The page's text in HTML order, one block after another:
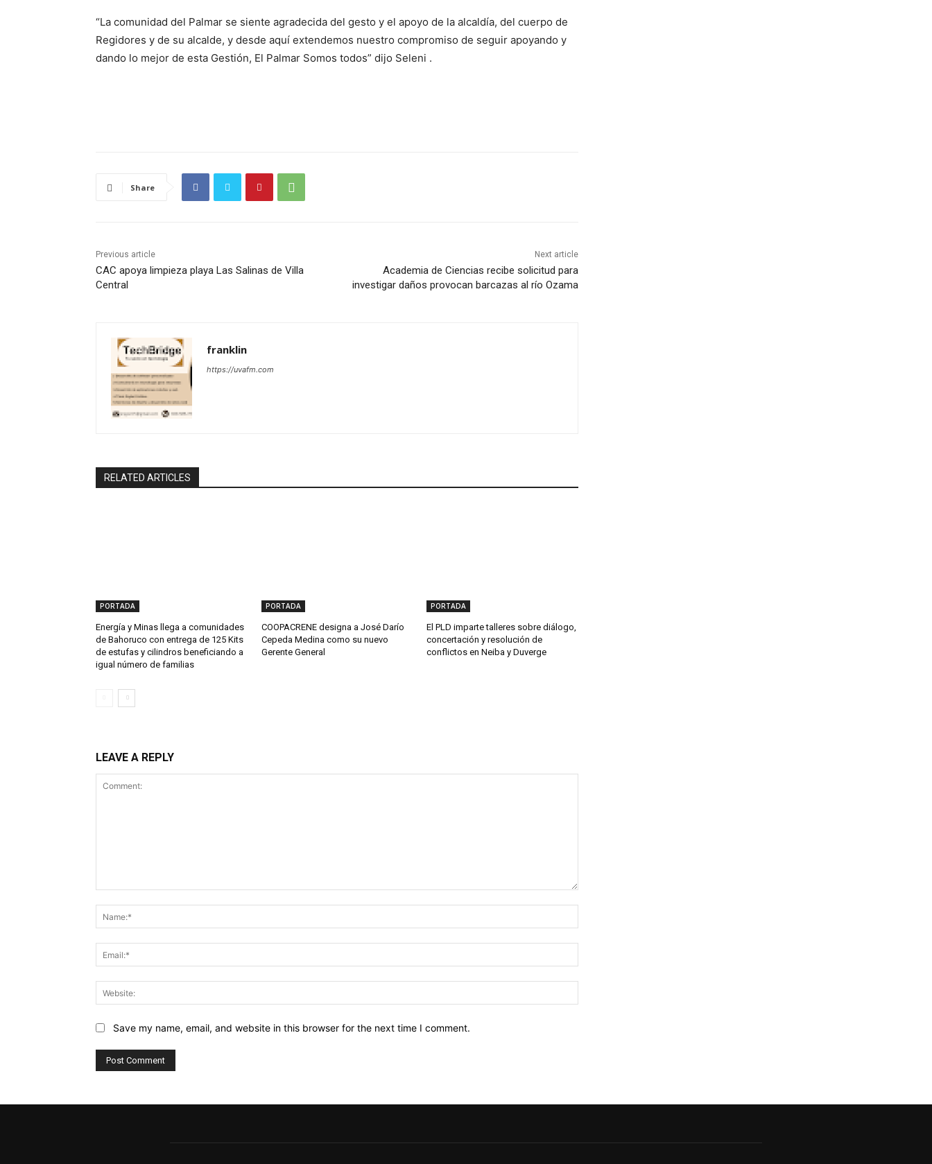
“La comunidad del Palmar se siente agradecida del gesto y el apoyo de la alcaldía, del cuerpo de
Regidores y de su alcalde, y desde aquí extendemos nuestro compromiso de seguir apoyando y
dando lo mejor de esta Gestión, El Palmar Somos todos” dijo Seleni .
Share
Previous article
CAC apoya limpieza playa Las Salinas de Villa
Central
Next article
Academia de Ciencias recibe solicitud para
investigar daños provocan barcazas al río Ozama
franklin
https://uvafm.com
RELATED ARTICLES
PORTADA
Energía y Minas llega a comunidades
de Bahoruco con entrega de 125 Kits
de estufas y cilindros beneficiando a
igual número de familias
PORTADA
COOPACRENE designa a José Darío
Cepeda Medina como su nuevo
Gerente General
PORTADA
El PLD imparte talleres sobre diálogo,
concertación y resolución de
conflictos en Neiba y Duverge
LEAVE A REPLY
Save my name, email, and website in this browser for the next time I comment.